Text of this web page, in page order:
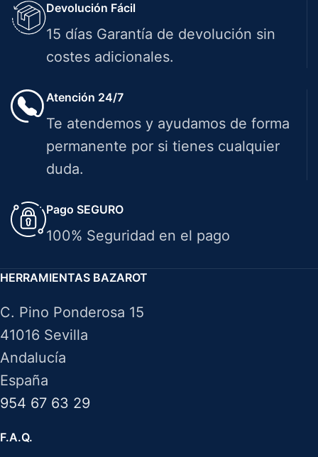
Devolución Fácil
15 días Garantía de devolución sin
costes adicionales.
Atención 24/7
Te atendemos y ayudamos de forma
permanente por si tienes cualquier
duda.
Pago SEGURO
100% Seguridad en el pago
HERRAMIENTAS BAZAROT
C. Pino Ponderosa 15
41016 Sevilla
Andalucía
España
954 67 63 29
F.A.Q.